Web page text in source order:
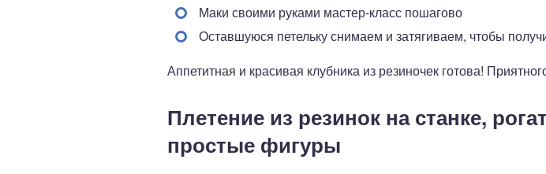
Маки своими руками мастер-класс пошагово
Оставшуюся петельку снимаем и затягиваем, чтобы
Аппетитная и красивая клубника из резиночек готова!
Плетение из резинок на станке,
простые фигуры